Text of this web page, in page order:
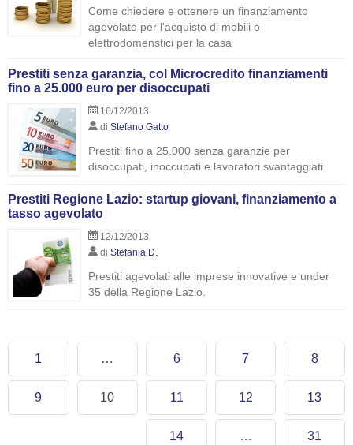
Come chiedere e ottenere un finanziamento
agevolato per l'acquisto di mobili o
elettrodomenstici per la casa
Prestiti senza garanzia, col Microcredito finanziamenti
fino a 25.000 euro per disoccupati
16/12/2013
di Stefano Gatto
Prestiti fino a 25.000 senza garanzie per
disoccupati, inoccupati e lavoratori svantaggiati
Prestiti Regione Lazio: startup giovani, finanziamento a
tasso agevolato
12/12/2013
di Stefania D.
Prestiti agevolati alle imprese innovative e under
35 della Regione Lazio.
1 … 6 7 8
9 10 11 12 13
14 … 31